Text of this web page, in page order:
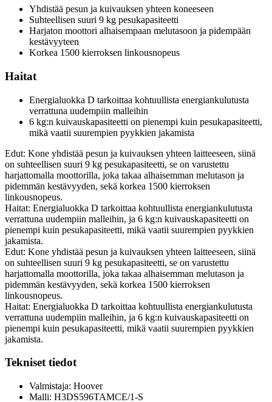
Yhdistää pesun ja kuivauksen yhteen koneeseen
Suhteellisen suuri 9 kg pesukapasiteetti
Harjaton moottori alhaisempaan melutasoon ja pidempään
kestävyyteen
Korkea 1500 kierroksen linkousnopeus
Haitat
Energialuokka D tarkoittaa kohtuullista energiankulutusta
verrattuna uudempiin malleihin
6 kg:n kuivauskapasiteetti on pienempi kuin pesukapasiteetti,
mikä vaatii suurempien pyykkien jakamista
Edut: Kone yhdistää pesun ja kuivauksen yhteen laitteeseen, siinä
on suhteellisen suuri 9 kg pesukapasiteetti, se on varustettu
harjattomalla moottorilla, joka takaa alhaisemman melutason ja
pidemmän kestävyyden, sekä korkea 1500 kierroksen
linkousnopeus.
Haitat: Energialuokka D tarkoittaa kohtuullista energiankulutusta
verrattuna uudempiin malleihin, ja 6 kg:n kuivauskapasiteetti on
pienempi kuin pesukapasiteetti, mikä vaatii suurempien pyykkien
jakamista.
Edut: Kone yhdistää pesun ja kuivauksen yhteen laitteeseen, siinä
on suhteellisen suuri 9 kg pesukapasiteetti, se on varustettu
harjattomalla moottorilla, joka takaa alhaisemman melutason ja
pidemmän kestävyyden, sekä korkea 1500 kierroksen
linkousnopeus.
Haitat: Energialuokka D tarkoittaa kohtuullista energiankulutusta
verrattuna uudempiin malleihin, ja 6 kg:n kuivauskapasiteetti on
pienempi kuin pesukapasiteetti, mikä vaatii suurempien pyykkien
jakamista.
Tekniset tiedot
Valmistaja: Hoover
Malli: H3DS596TAMCE/1-S